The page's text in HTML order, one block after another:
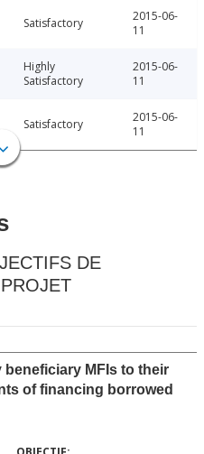
Satisfactory
2015-06-
11
Highly
Satisfactory
2015-06-
11
Satisfactory
2015-06-
11
DE
MFIs to their
of financing borrowed